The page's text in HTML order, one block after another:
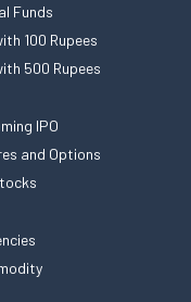
Funds
100 Rupees
500 Rupees
IPO
and Options